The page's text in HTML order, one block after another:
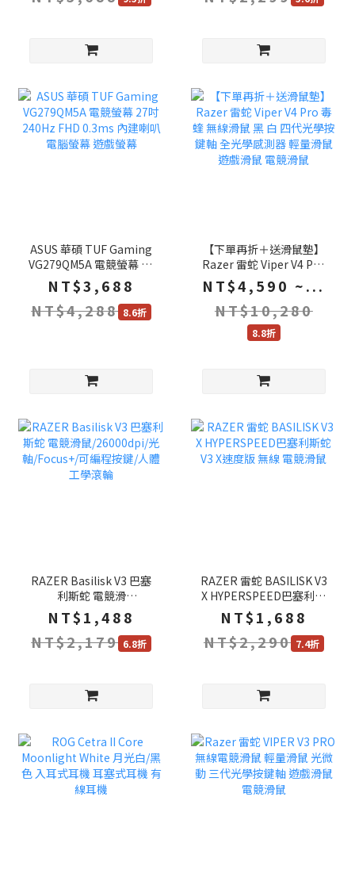
ASUS 華碩 TUF Gaming
VG279QM5A 電競螢幕 27
吋 240Hz FHD 0.3ms 內建
喇叭 電腦螢幕 遊戲螢幕
NT$3,688
NT$4,288 8.6折
【下單再折＋送滑鼠墊】
Razer 雷蛇 Viper V4 Pro
毒蝰 無線滑鼠 黑 白 四代
光學按鍵軸 全光學感測器
輕量滑鼠 遊戲滑鼠 電競滑
鼠
NT$4,590 ~...
NT$10,280
8.8折
RAZER Basilisk V3 巴塞
利斯蛇 電競滑
鼠/26000dpi/光
軸/Focus+/可編程按鍵/人
體工學滾輪
NT$1,488
NT$2,179 6.8折
RAZER 雷蛇 BASILISK V3
X HYPERSPEED巴塞利斯
蛇V3 X速度版 無線 電競滑
鼠
NT$1,688
NT$2,290 7.4折